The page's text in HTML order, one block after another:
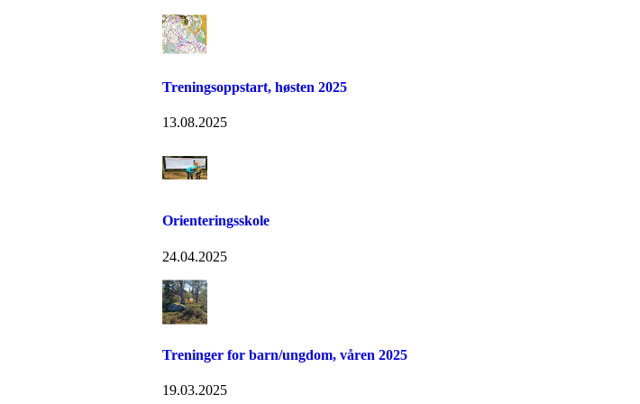
Treningsoppstart, høsten 2025
13.08.2025
Orienteringsskole
24.04.2025
Treninger for barn/ungdom, våren 2025
19.03.2025